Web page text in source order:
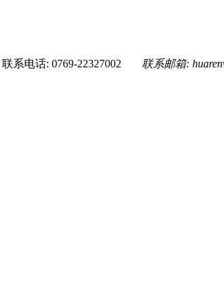
联系电话: 0769-22327002 联系邮箱: